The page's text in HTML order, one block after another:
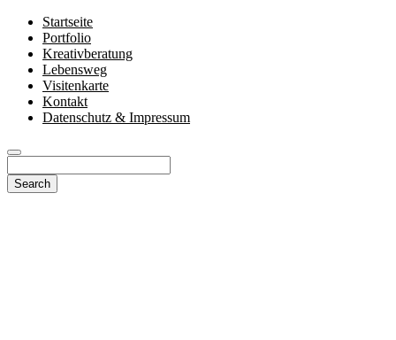
Startseite
Portfolio
Kreativberatung
Lebensweg
Visitenkarte
Kontakt
Datenschutz & Impressum